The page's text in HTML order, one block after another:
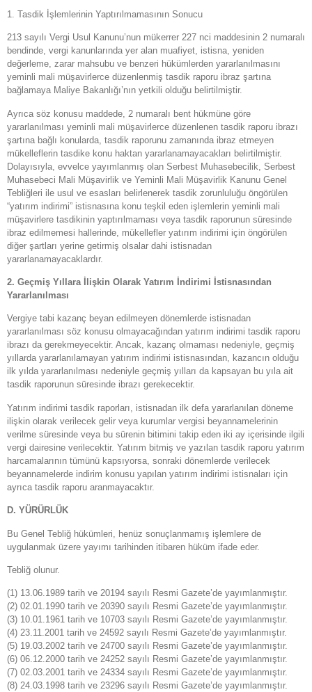
1. Tasdik İşlemlerinin Yaptırılmamasının Sonucu
213 sayılı Vergi Usul Kanunu’nun mükerrer 227 nci maddesinin 2 numaralı
bendinde, vergi kanunlarında yer alan muafiyet, istisna, yeniden
değerleme, zarar mahsubu ve benzeri hükümlerden yararlanılmasını
yeminli mali müşavirlerce düzenlenmiş tasdik raporu ibraz şartına
bağlamaya Maliye Bakanlığı’nın yetkili olduğu belirtilmiştir.
Ayrıca söz konusu maddede, 2 numaralı bent hükmüne göre
yararlanılması yeminli mali müşavirlerce düzenlenen tasdik raporu ibrazı
şartına bağlı konularda, tasdik raporunu zamanında ibraz etmeyen
mükelleflerin tasdike konu haktan yararlanamayacakları belirtilmiştir.
Dolayısıyla, evvelce yayımlanmış olan Serbest Muhasebecilik, Serbest
Muhasebeci Mali Müşavirlik ve Yeminli Mali Müşavirlik Kanunu Genel
Tebliğleri ile usul ve esasları belirlenerek tasdik zorunluluğu öngörülen
“yatırım indirimi” istisnasına konu teşkil eden işlemlerin yeminli mali
müşavirlere tasdikinin yaptırılmaması veya tasdik raporunun süresinde
ibraz edilmemesi hallerinde, mükellefler yatırım indirimi için öngörülen
diğer şartları yerine getirmiş olsalar dahi istisnadan
yararlanamayacaklardır.
2. Geçmiş Yıllara İlişkin Olarak Yatırım İndirimi İstisnasından
Yararlanılması
Vergiye tabi kazanç beyan edilmeyen dönemlerde istisnadan
yararlanılması söz konusu olmayacağından yatırım indirimi tasdik raporu
ibrazı da gerekmeyecektir. Ancak, kazanç olmaması nedeniyle, geçmiş
yıllarda yararlanılamayan yatırım indirimi istisnasından, kazancın olduğu
ilk yılda yararlanılması nedeniyle geçmiş yılları da kapsayan bu yıla ait
tasdik raporunun süresinde ibrazı gerekecektir.
Yatırım indirimi tasdik raporları, istisnadan ilk defa yararlanılan döneme
ilişkin olarak verilecek gelir veya kurumlar vergisi beyannamelerinin
verilme süresinde veya bu sürenin bitimini takip eden iki ay içerisinde ilgili
vergi dairesine verilecektir. Yatırım bitmiş ve yazılan tasdik raporu yatırım
harcamalarının tümünü kapsıyorsa, sonraki dönemlerde verilecek
beyannamelerde indirim konusu yapılan yatırım indirimi istisnaları için
ayrıca tasdik raporu aranmayacaktır.
D. YÜRÜRLÜK
Bu Genel Tebliğ hükümleri, henüz sonuçlanmamış işlemlere de
uygulanmak üzere yayımı tarihinden itibaren hüküm ifade eder.
Tebliğ olunur.
(1) 13.06.1989 tarih ve 20194 sayılı Resmi Gazete’de yayımlanmıştır.
(2) 02.01.1990 tarih ve 20390 sayılı Resmi Gazete’de yayımlanmıştır.
(3) 10.01.1961 tarih ve 10703 sayılı Resmi Gazete’de yayımlanmıştır.
(4) 23.11.2001 tarih ve 24592 sayılı Resmi Gazete’de yayımlanmıştır.
(5) 19.03.2002 tarih ve 24700 sayılı Resmi Gazete’de yayımlanmıştır.
(6) 06.12.2000 tarih ve 24252 sayılı Resmi Gazete’de yayımlanmıştır.
(7) 02.03.2001 tarih ve 24334 sayılı Resmi Gazete’de yayımlanmıştır.
(8) 24.03.1998 tarih ve 23296 sayılı Resmi Gazete’de yayımlanmıştır.